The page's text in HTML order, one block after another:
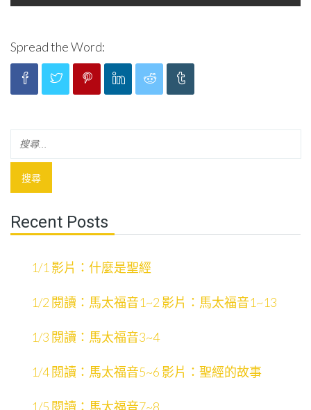
Spread the Word:
Recent Posts
1/1 影片：什麼是聖經
1/2 閱讀：馬太福音1~2 影片：馬太福音1~13
1/3 閱讀：馬太福音3~4
1/4 閱讀：馬太福音5~6 影片：聖經的故事
1/5 閱讀：馬太福音7~8